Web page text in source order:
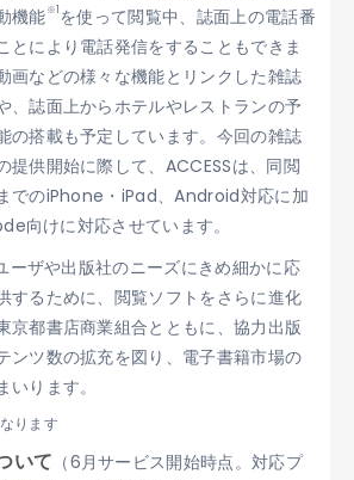
機能※1を使って閲覧中、誌面上の電話番
とにより電話発信をすることもできま
画などの様々な機能とリンクした雑誌
、誌面上からホテルやレストランの予
の搭載も予定しています。今回の雑誌
提供開始に際して、ACCESSは、同閲
でのiPhone・iPad、Android対応に加
向けに対応させています。
ーザや出版社のニーズにきめ細かに応
するために、閲覧ソフトをさらに進化
京都書店商業組合とともに、協力出版
ンツ数の拡充を図り、電子書籍市場の
ります。
ります
いて （6月サービス開始時点。対応プ